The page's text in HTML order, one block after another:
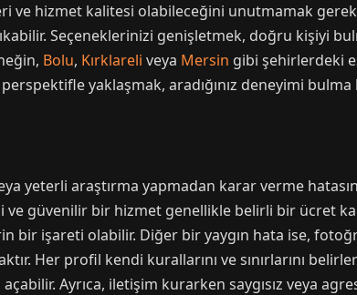
hizmet kalitesi olabileceğini unutmamak
Seçeneklerinizi genişletmek, doğru kişiyi
Bolu, Kırklareli veya Mersin gibi şehirlerdeki
yaklaşmak, aradığınız deneyimi
yeterli araştırma yapmadan karar verme
güvenilir bir hizmet genellikle belirli bir ücret
bir işareti olabilir. Diğer bir yaygın hata ise,
Her profil kendi kurallarını ve sınırlarını
Ayrıca, iletişim kurarken saygısız veya